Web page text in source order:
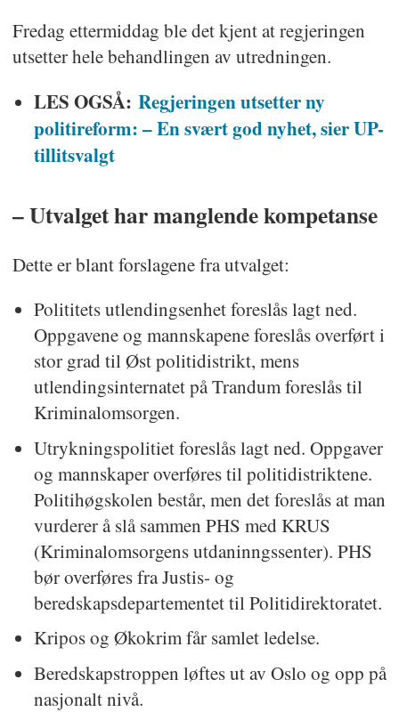
Fredag ettermiddag ble det kjent at regjeringen
utsetter hele behandlingen av utredningen.
LES OGSÅ: Regjeringen utsetter ny
politireform: – En svært god nyhet, sier UP-
tillitsvalgt
– Utvalget har manglende kompetanse
Dette er blant forslagene fra utvalget:
Polititets utlendingsenhet foreslås lagt ned.
Oppgavene og mannskapene foreslås overført i
stor grad til Øst politidistrikt, mens
utlendingsinternatet på Trandum foreslås til
Kriminalomsorgen.
Utrykningspolitiet foreslås lagt ned. Oppgaver
og mannskaper overføres til politidistriktene.
Politihøgskolen består, men det foreslås at man
vurderer å slå sammen PHS med KRUS
(Kriminalomsorgens utdaninngssenter). PHS
bør overføres fra Justis- og
beredskapsdepartementet til Politidirektoratet.
Kripos og Økokrim får samlet ledelse.
Beredskapstroppen løftes ut av Oslo og opp på
nasjonalt nivå.